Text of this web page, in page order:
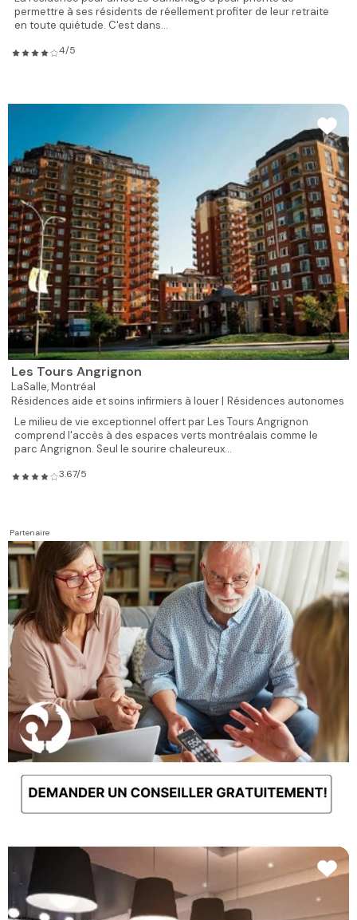
permettre à ses résidents de réellement profiter de leur retraite
en toute quiétude. C'est dans...
4/5
Les Tours Angrignon
LaSalle,Montréal
Résidences aide et soins infirmiers à louer | Résidences autonomes
Le milieu de vie exceptionnel offert par Les Tours Angrignon
comprend l'accès à des espaces verts montréalais comme le
parc Angrignon. Seul le sourire chaleureux...
3.67/5
Partenaire